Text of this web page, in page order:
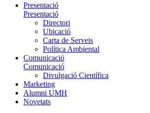
Presentació
Presentació
Directori
Ubicació
Carta de Serveis
Política Ambiental
Comunicació
Comunicació
Divulgació Científica
Marketing
Alumni UMH
Novetats